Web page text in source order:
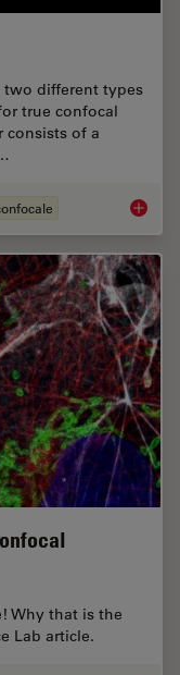
two different types
true confocal
consists of a
What is
Why that is the
Lab article.